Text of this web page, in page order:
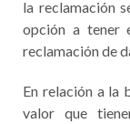
la reclamación
opción a tener
reclamación de
En relación a la
valor que